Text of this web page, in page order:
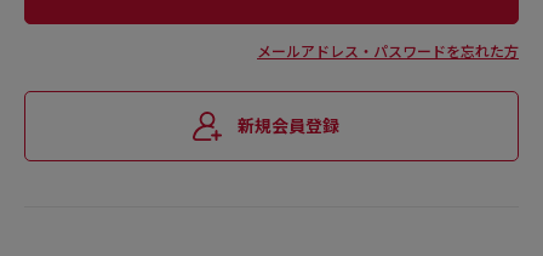
メールアドレス・パスワードを忘れた方
新規会員登録